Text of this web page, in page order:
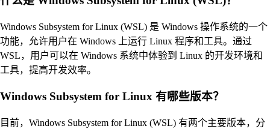
Windows Subsystem for Linux (WSL) 是 Windows 操作系统的一个
功能，允许用户在 Windows 上运行 Linux 程序和工具。通过
WSL，用户可以在 Windows 系统中体验到 Linux 的开发环境和
工具，提高开发效率。
Windows Subsystem for Linux 有哪些版本？
目前，Windows Subsystem for Linux (WSL) 有两个主要版本，分